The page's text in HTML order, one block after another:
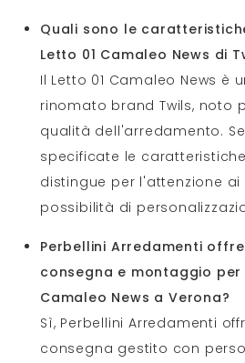
Quali sono le
Letto 01 Camaleo News di
Il Letto 01 Camaleo News è
rinomato brand Twils, noto
qualità dell'arredamento.
specificate le
distingue per l'attenzione
possibilità di
Perbellini Arredamenti
consegna e montaggio per
Camaleo News a Verona?
Sì, Perbellini Arredamenti
consegna gestito con